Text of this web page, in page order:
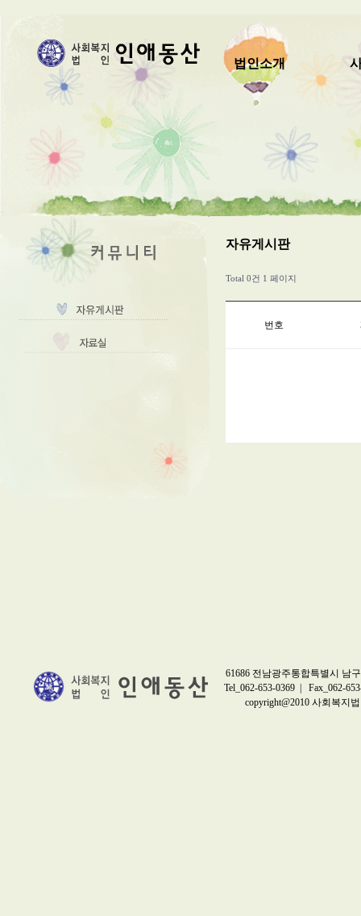
법인소개
자유게시판
Total 0건 1 페이지
번호
61686 전남광주통합특별시 남
Tel_062-653-0369 | Fax_062-
copyright@2010 사회복지